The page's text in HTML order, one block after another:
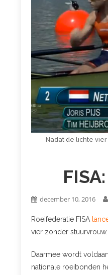
Nadat de lichte vier
december 10, 2016
Roeifederatie FISA
vier zonder stuurvrouw.
Daarmee wordt
nationale roeibonden